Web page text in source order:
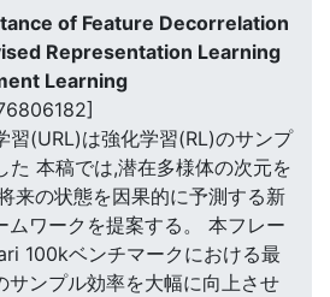
of Feature Decorrelation
Representation Learning
Learning
習(URL)は強化学習(RL)のサンプ
た 本稿では,潜在多様体の次元を
来の状態を因果的に予測する新
ムワークを提案する。 本フレー
100kベンチマークにおける最
サンプル効率を大幅に向上させ